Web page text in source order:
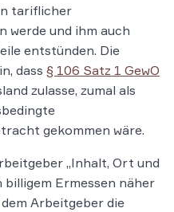
tariflicher
werde und ihm auch
entstünden. Die
dass § 106 Satz 1 GewO
zulasse, zumal als
gekommen wäre.
„Inhalt, Ort und
Ermessen näher
Arbeitgeber die